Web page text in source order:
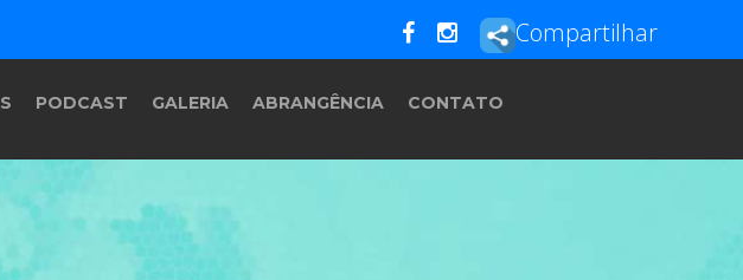
Compartilhar
PODCAST GALERIA ABRANGÊNCIA CONTATO